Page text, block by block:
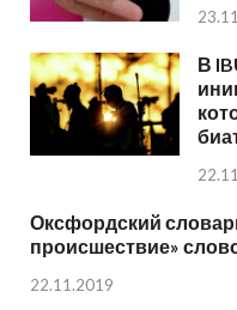
В
Оксфордский
происшествие»
22.11.2019